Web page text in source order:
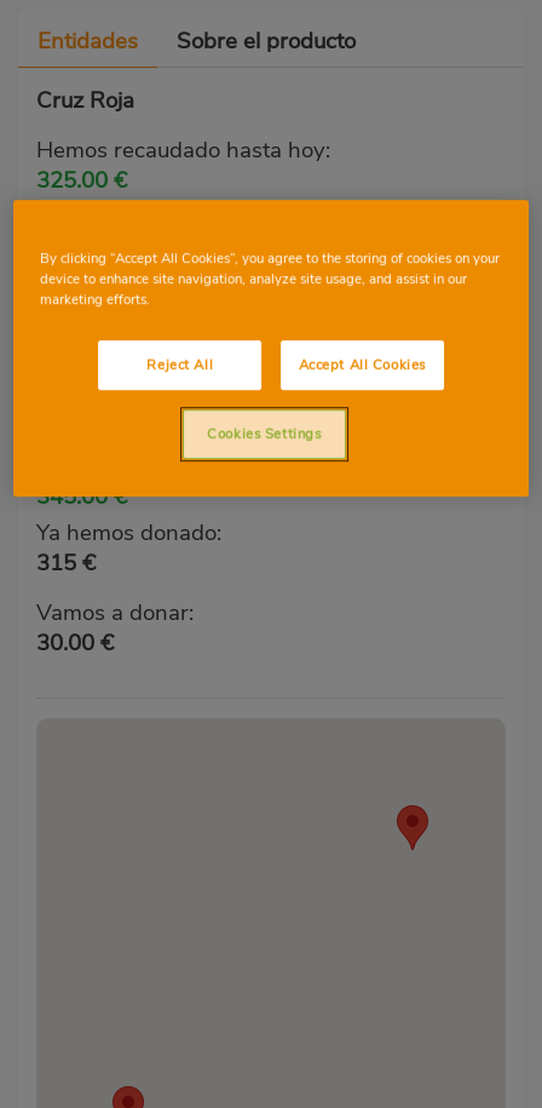
Entidades
Sobre el producto
Cruz Roja
Hemos recaudado hasta hoy:
325.00 €
275 €
Vamos a donar:
Fundación Josep Carreras
Hemos recaudado hasta hoy:
345.00 €
Ya hemos donado:
315 €
Vamos a donar:
30.00 €
By clicking “Accept All Cookies”, you agree to the storing of cookies on your
device to enhance site navigation, analyze site usage, and assist in our
marketing efforts.
Reject All Accept All Cookies
Cookies Settings